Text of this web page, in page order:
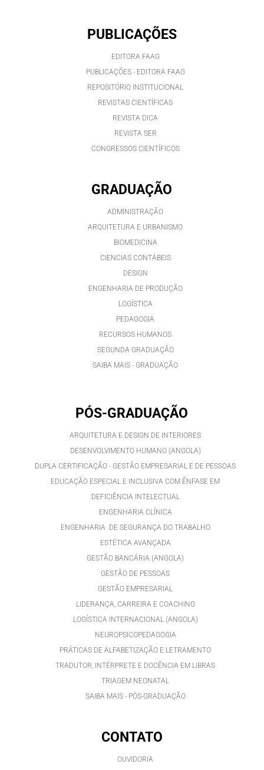
PUBLICAÇÕES
EDITORA FAAG
PUBLICAÇÕES - EDITORA FAAG
REPOSITÓRIO INSTITUCIONAL
REVISTAS CIENTÍFICAS
REVISTA DICA
REVISTA SER
CONGRESSOS CIENTÍFICOS
GRADUAÇÃO
ADMINISTRAÇÃO
ARQUITETURA E URBANISMO
BIOMEDICINA
CIENCIAS CONTÁBEIS
DESIGN
ENGENHARIA DE PRODUÇÃO
LOGÍSTICA
PEDAGOGIA
RECURSOS HUMANOS
SEGUNDA GRADUAÇÃO
SAIBA MAIS - GRADUAÇÃO
PÓS-GRADUAÇÃO
ARQUITETURA E DESIGN DE INTERIORES
DESENVOLVIMENTO HUMANO (ANGOLA)
DUPLA CERTIFICAÇÃO - GESTÃO EMPRESARIAL E DE PESSOAS
EDUCAÇÃO ESPECIAL E INCLUSIVA COM ÊNFASE EM
DEFICIÊNCIA INTELECTUAL
ENGENHARIA CLÍNICA
ENGENHARIA DE SEGURANÇA DO TRABALHO
ESTÉTICA AVANÇADA
GESTÃO BANCÁRIA (ANGOLA)
GESTÃO DE PESSOAS
GESTÃO EMPRESARIAL
LIDERANÇA, CARREIRA E COACHING
LOGÍSTICA INTERNACIONAL (ANGOLA)
NEUROPSICOPEDAGOGIA
PRÁTICAS DE ALFABETIZAÇÃO E LETRAMENTO
TRADUTOR, INTÉRPRETE E DOCÊNCIA EM LIBRAS
TRIAGEM NEONATAL
SAIBA MAIS - PÓS-GRADUAÇÃO
CONTATO
OUVIDORIA